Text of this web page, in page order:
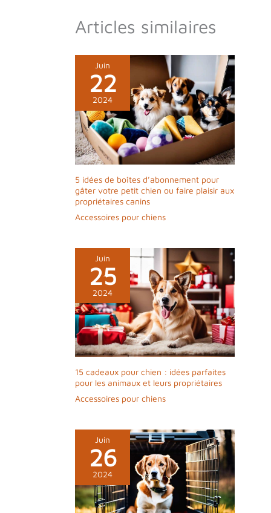
Service client en moins de 24h | Garantie du
produit pour 2 ans pour les produits neufs et
Articles similaires
Juin
22
2024
5 idées de boîtes d’abonnement pour
gâter votre petit chien ou faire plaisir aux
propriétaires canins
Accessoires pour chiens
Juin
25
2024
15 cadeaux pour chien : idées parfaites
pour les animaux et leurs propriétaires
Accessoires pour chiens
Juin
26
2024